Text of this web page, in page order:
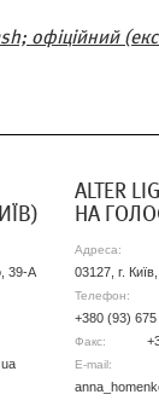
офіційний
39-А
ALTER
НА
Адреса:
03127, г.
Телефон:
+380 (93)
Факс:
E-mail: